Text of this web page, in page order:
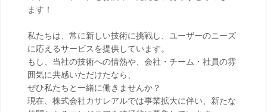
ます！
私たちは、常に新しい技術に挑戦し、ユーザーのニーズ
に応えるサービスを提供しています。
もし、当社の技術への情熱や、会社・チーム・社員の雰
囲気に共感いただけたなら、
ぜひ私たちと一緒に働きませんか？
現在、株式会社カサレアルでは事業拡大に伴い、新たな